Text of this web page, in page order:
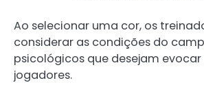
Ao selecionar uma cor, os
considerar as condições do
psicológicos que desejam evocar
jogadores.